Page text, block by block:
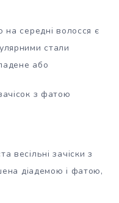
на середні волосся є
стали
або
з фатою
весільні зачіски з
діадемою і фатою,